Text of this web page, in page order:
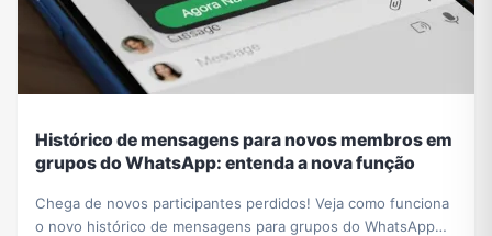
Histórico de mensagens para novos membros em
grupos do WhatsApp: entenda a nova função
Chega de novos participantes perdidos! Veja como funciona
o novo histórico de mensagens para grupos do WhatsApp